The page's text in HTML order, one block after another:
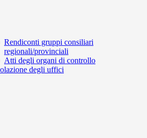
Rendiconti gruppi consiliari
regionali/provinciali
Atti degli organi di controllo
degli uffici